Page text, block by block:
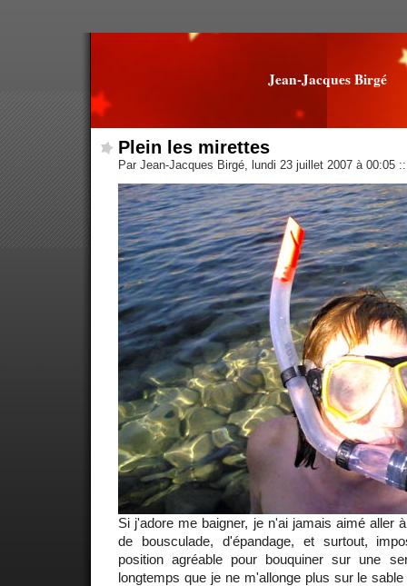
Jean-Jacques Birgé
Plein les mirettes
Par Jean-Jacques Birgé, lundi 23 juillet 2007 à 00:05 ::
Si j'adore me baigner, je n'ai jamais aimé aller
de bousculade, d'épandage, et surtout,
position agréable pour bouquiner sur une
longtemps que je ne m'allonge plus sur le